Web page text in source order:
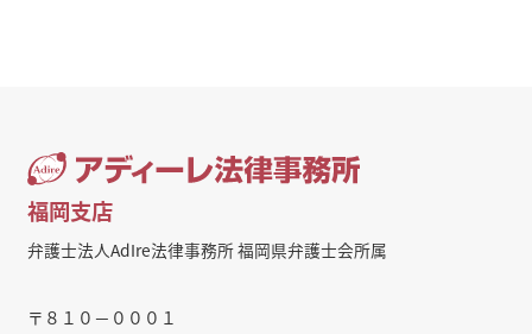
福岡支店
弁護士法人AdIre法律事務所 福岡県弁護士会所属
〒８１０－０００１